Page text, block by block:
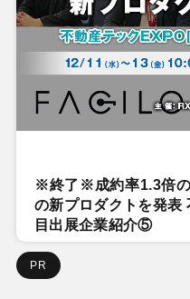
※終了※成約率1.3倍
の新プロダクトを発表
目出展企業紹介⑤
PR